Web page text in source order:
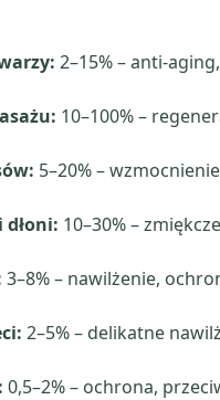
2–15% – anti-
10–100% –
5–20% –
dłoni: 10–30% –
3–8% – nawilżenie,
2–5% – delikatne
0,5–2% – ochrona,